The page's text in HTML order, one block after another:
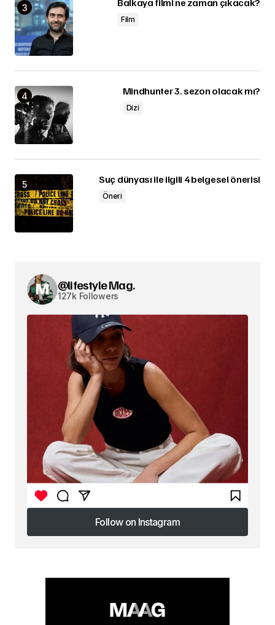
Balkaya filmi ne zaman çıkacak?
Film
Mindhunter 3. sezon olacak mı?
Dizi
Suç dünyası ile ilgili 4 belgesel önerisi
Öneri
@lifestyle Mag.
127k Followers
Follow on Instagram
Follow on Instagram